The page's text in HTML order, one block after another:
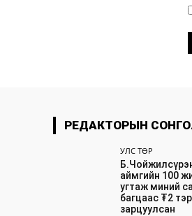
РЕДАКТОРЫН
УЛС ТӨР
аймгийн 100
угтаж миний
багцаас ₮2
зарцуулсан